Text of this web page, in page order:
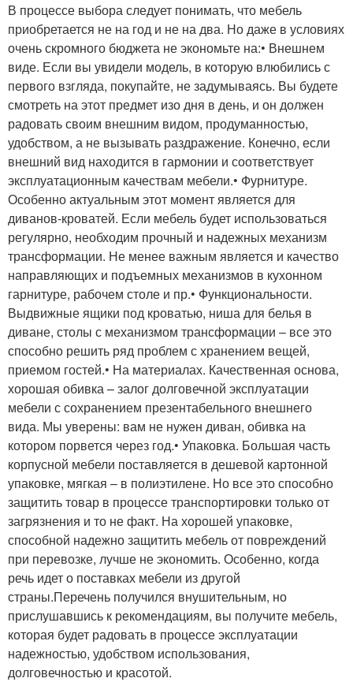
В процессе выбора следует понимать, что мебель
приобретается не на год и не на два. Но даже в условиях
очень скромного бюджета не экономьте на:• Внешнем
виде. Если вы увидели модель, в которую влюбились с
первого взгляда, покупайте, не задумываясь. Вы будете
смотреть на этот предмет изо дня в день, и он должен
радовать своим внешним видом, продуманностью,
удобством, а не вызывать раздражение. Конечно, если
внешний вид находится в гармонии и соответствует
эксплуатационным качествам мебели.• Фурнитуре.
Особенно актуальным этот момент является для
диванов-кроватей. Если мебель будет использоваться
регулярно, необходим прочный и надежных механизм
трансформации. Не менее важным является и качество
направляющих и подъемных механизмов в кухонном
гарнитуре, рабочем столе и пр.• Функциональности.
Выдвижные ящики под кроватью, ниша для белья в
диване, столы с механизмом трансформации – все это
способно решить ряд проблем с хранением вещей,
приемом гостей.• На материалах. Качественная основа,
хорошая обивка – залог долговечной эксплуатации
мебели с сохранением презентабельного внешнего
вида. Мы уверены: вам не нужен диван, обивка на
котором порвется через год.• Упаковка. Большая часть
корпусной мебели поставляется в дешевой картонной
упаковке, мягкая – в полиэтилене. Но все это способно
защитить товар в процессе транспортировки только от
загрязнения и то не факт. На хорошей упаковке,
способной надежно защитить мебель от повреждений
при перевозке, лучше не экономить. Особенно, когда
речь идет о поставках мебели из другой
страны.Перечень получился внушительным, но
прислушавшись к рекомендациям, вы получите мебель,
которая будет радовать в процессе эксплуатации
надежностью, удобством использования,
долговечностью и красотой.